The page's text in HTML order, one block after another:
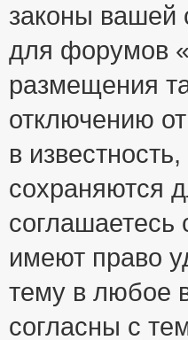
законы вашей
для форумов
размещения
отключению
в
сохраняются
имеют право
тему в любое
согласны с